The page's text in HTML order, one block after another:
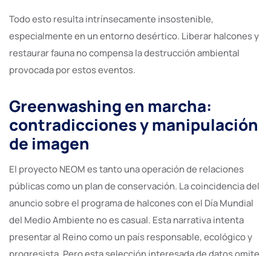
Todo esto resulta intrínsecamente insostenible,
especialmente en un entorno desértico. Liberar halcones y
restaurar fauna no compensa la destrucción ambiental
provocada por estos eventos.
Greenwashing en marcha:
contradicciones y manipulación
de imagen
El proyecto NEOM es tanto una operación de relaciones
públicas como un plan de conservación. La coincidencia del
anuncio sobre el programa de halcones con el Día Mundial
del Medio Ambiente no es casual. Esta narrativa intenta
presentar al Reino como un país responsable, ecológico y